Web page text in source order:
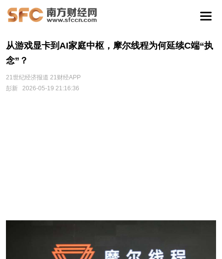
从游戏显卡到AI家庭中枢，摩尔线程为何延续C端“执
念”？
21世纪经济报道 21财经APP
彭新
2026-05-19 21:16:36